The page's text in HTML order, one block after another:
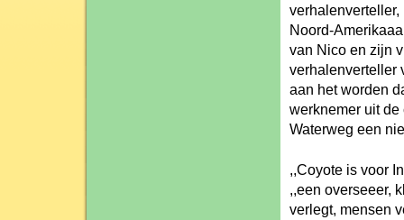
Noord-
van Nico en zijn
verhalenverteller
aan het worden
werknemer uit
Waterweg een
,,Coyote is voor
,,een overseeer,
verlegt, mensen